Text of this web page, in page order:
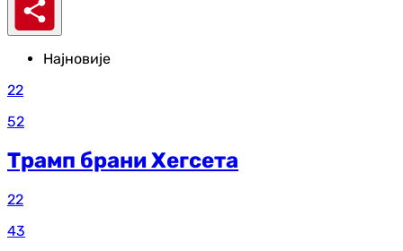
Најновије
22
52
Трамп брани Хегсета
22
43